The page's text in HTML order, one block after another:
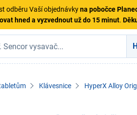
odběru Vaší objednávkyna pobočce
hned a vyzvednout už do 15 minut.
Klávesnice HyperX Alloy